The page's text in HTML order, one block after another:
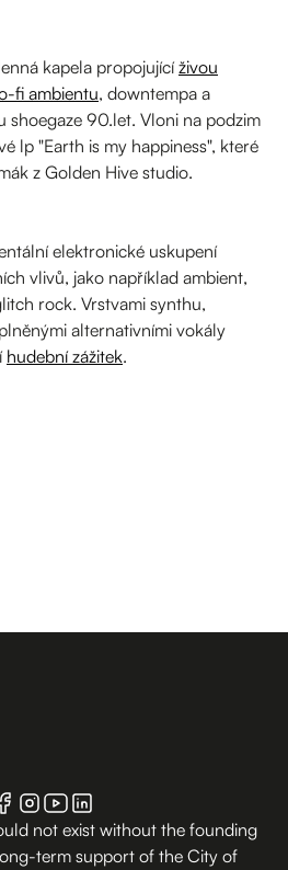
kapela propojujícíživou
fi ambientu, downtempa a
shoegaze 90.let. Vloni na podzim
lp "Earth is my happiness", které
z Golden Hive studio.
elektronické uskupení
vlivů, jako například ambient,
rock. Vrstvami synthu,
alternativními vokály
hudební zážitek.
not exist without the founding
term support of the City of